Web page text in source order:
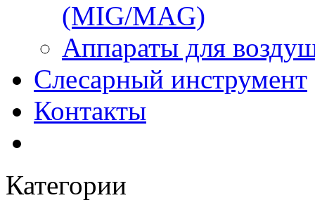
(MIG/MAG)
Аппараты для
Слесарный инструмент
Контакты
Категории